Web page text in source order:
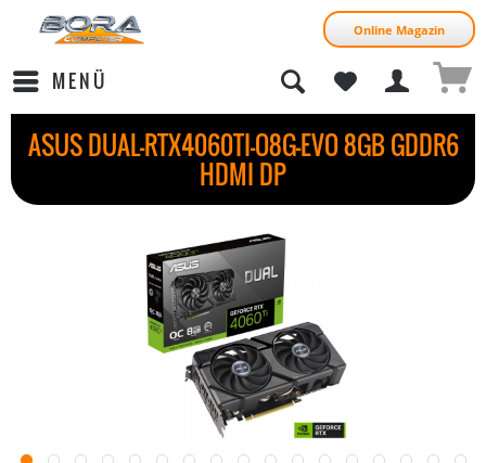
Online Magazin
MENÜ
ASUS DUAL-RTX4060TI-O8G-EVO 8GB GDDR6
HDMI DP